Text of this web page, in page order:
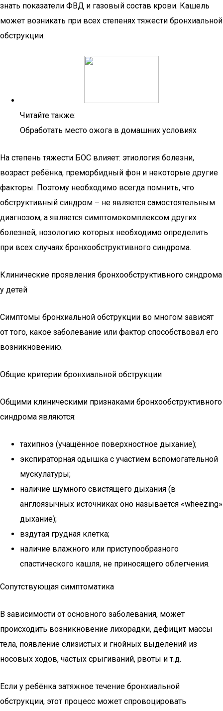
знать показатели ФВД и газовый состав крови. Кашель
может возникать при всех степенях тяжести бронхиальной
обструкции.
Читайте также:
Обработать место ожога в домашних условиях
На степень тяжести БОС влияет: этиология болезни,
возраст ребёнка, преморбидный фон и некоторые другие
факторы. Поэтому необходимо всегда помнить, что
обструктивный синдром – не является самостоятельным
диагнозом, а является симптомокомплексом других
болезней, нозологию которых необходимо определить
при всех случаях бронхообструктивного синдрома.
Клинические проявления бронхообструктивного синдрома
у детей
Симптомы бронхиальной обструкции во многом зависят
от того, какое заболевание или фактор способствовал его
возникновению.
Общие критерии бронхиальной обструкции
Общими клиническими признаками бронхообструктивного
синдрома являются:
тахипноэ (учащённое поверхностное дыхание);
экспираторная одышка с участием вспомогательной
мускулатуры;
наличие шумного свистящего дыхания (в
англоязычных источниках оно называется «wheezing»
дыхание);
вздутая грудная клетка;
наличие влажного или приступообразного
спастического кашля, не приносящего облегчения.
Сопутствующая симптоматика
В зависимости от основного заболевания, может
происходить возникновение лихорадки, дефицит массы
тела, появление слизистых и гнойных выделений из
носовых ходов, частых срыгиваний, рвоты и т.д.
Если у ребёнка затяжное течение бронхиальной
обструкции, этот процесс может спровоцировать